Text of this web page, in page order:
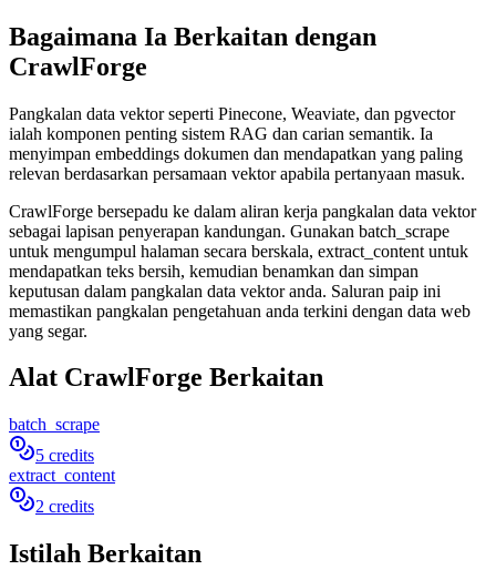
Bagaimana Ia Berkaitan dengan
CrawlForge
Pangkalan data vektor seperti Pinecone, Weaviate, dan pgvector
ialah komponen penting sistem RAG dan carian semantik. Ia
menyimpan embeddings dokumen dan mendapatkan yang paling
relevan berdasarkan persamaan vektor apabila pertanyaan masuk.
CrawlForge bersepadu ke dalam aliran kerja pangkalan data vektor
sebagai lapisan penyerapan kandungan. Gunakan batch_scrape
untuk mengumpul halaman secara berskala, extract_content untuk
mendapatkan teks bersih, kemudian benamkan dan simpan
keputusan dalam pangkalan data vektor anda. Saluran paip ini
memastikan pangkalan pengetahuan anda terkini dengan data web
yang segar.
Alat CrawlForge Berkaitan
batch_scrape
5 credits
extract_content
2 credits
Istilah Berkaitan